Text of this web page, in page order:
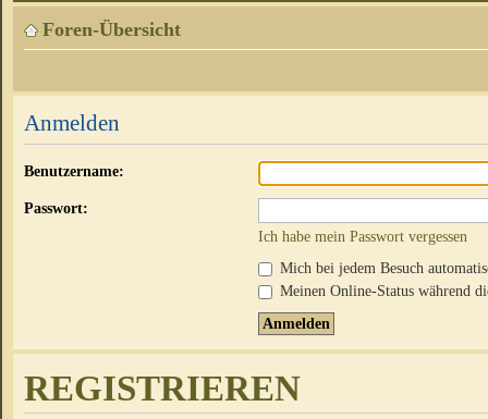
Foren-Übersicht
Anmelden
Benutzername:
Passwort:
Ich habe mein Passwort vergessen
Mich bei jedem Besuch
Meinen Online-Status während
REGISTRIEREN